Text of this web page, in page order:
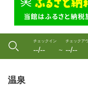
チェックイン
--/-- 〜
チェックア
--/--
温泉